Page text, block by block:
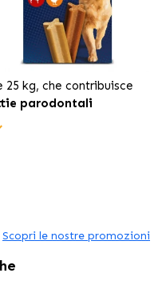
25 kg, che contribuisce
parodontali
fino all'80%.
quotidiana,
di taglia grande.
adorano.
Scopri le nostre promozioni